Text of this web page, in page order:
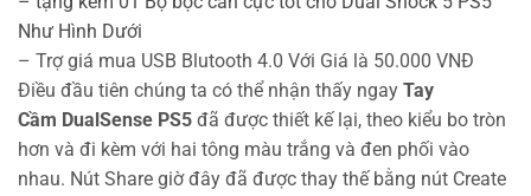
Như Hình Dưới
– Trợ giá mua USB Blutooth 4.0 Với Giá là 50.000 VNĐ
Điều đầu tiên chúng ta có thể nhận thấy ngay Tay
Cầm DualSense PS5 đã được thiết kế lại, theo kiểu bo tròn
hơn và đi kèm với hai tông màu trắng và đen phối vào
nhau. Nút Share giờ đây đã được thay thế bằng nút Create